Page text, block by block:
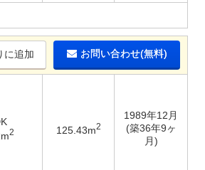
に追加 お問い合わせ(無料)
2 125.43m2
1989年12月
(築36年9ヶ
月)